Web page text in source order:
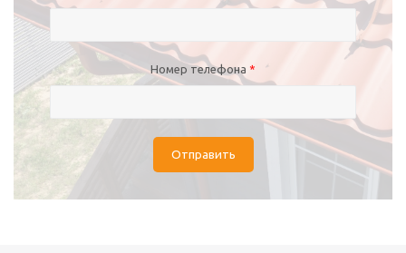
Номер телефона *
Отправить